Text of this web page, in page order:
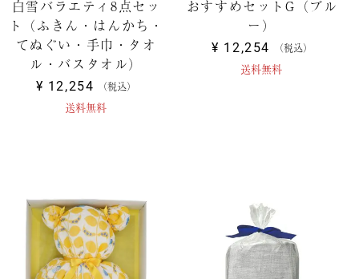
白雪バラエティ8点セッ
ト（ふきん・はんかち・
てぬぐい・手巾・タオ
ル・バスタオル）
¥ 12,254 税込
送料無料
おすすめセットG（ブル
ー）
¥ 12,254 税込
送料無料